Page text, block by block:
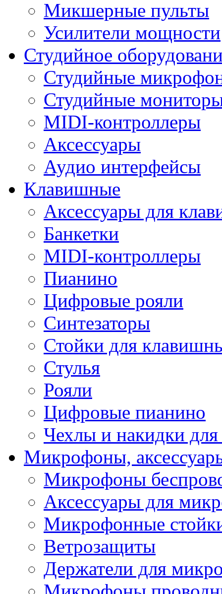
Микшерные пульты
Усилители мощности
Студийное
Студийные
Студийные
MIDI-контроллеры
Аксессуары
Аудио интерфейсы
Клавишные
Аксессуары для
Банкетки
MIDI-контроллеры
Пианино
Цифровые рояли
Синтезаторы
Стойки для
Стулья
Рояли
Цифровые пианино
Чехлы и накидки
Микрофоны,
Микрофоны
Аксессуары для
Микрофонные
Ветрозащиты
Держатели для